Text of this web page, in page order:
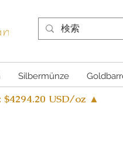
Silbermünze
$4294.20 USD/oz ▲